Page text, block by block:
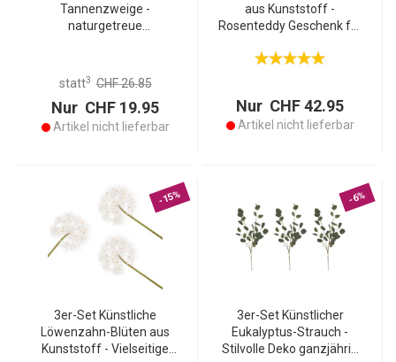
Tannenzweige -
naturgetreue
grüne Zeder 78cm -
statt3 CHF 26.85
Nur CHF 19.95
Artikel nicht lieferbar
aus Kunststoff -
Rosenteddy Geschenk für
Jahrestag - 28cm hoch -
Nur CHF 42.95
Artikel nicht lieferbar
-15%
3er-Set Künstliche
Löwenzahn-Blüten aus
Kunststoff - Vielseitige
-6%
3er-Set Künstlicher
Eukalyptus-Strauch -
Stilvolle Deko ganzjährig